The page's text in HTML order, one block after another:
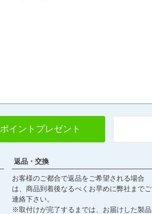
ポイントプレゼント
返品・交換
お客様のご都合で返品をご希望される場合
は、商品到着後なるべくお早めに弊社までご
連絡下さい。
※取付けが完了するまでは、お届けした製品